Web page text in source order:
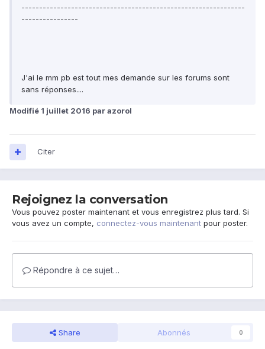
---------------------------------------------------------------
----------------
J'ai le mm pb est tout mes demande sur les forums sont
sans réponses....
Modifié 1 juillet 2016 par azorol
Citer
Rejoignez la conversation
Vous pouvez poster maintenant et vous enregistrez plus tard. Si
vous avez un compte, connectez-vous maintenant pour poster.
Répondre à ce sujet…
Share Abonnés 0